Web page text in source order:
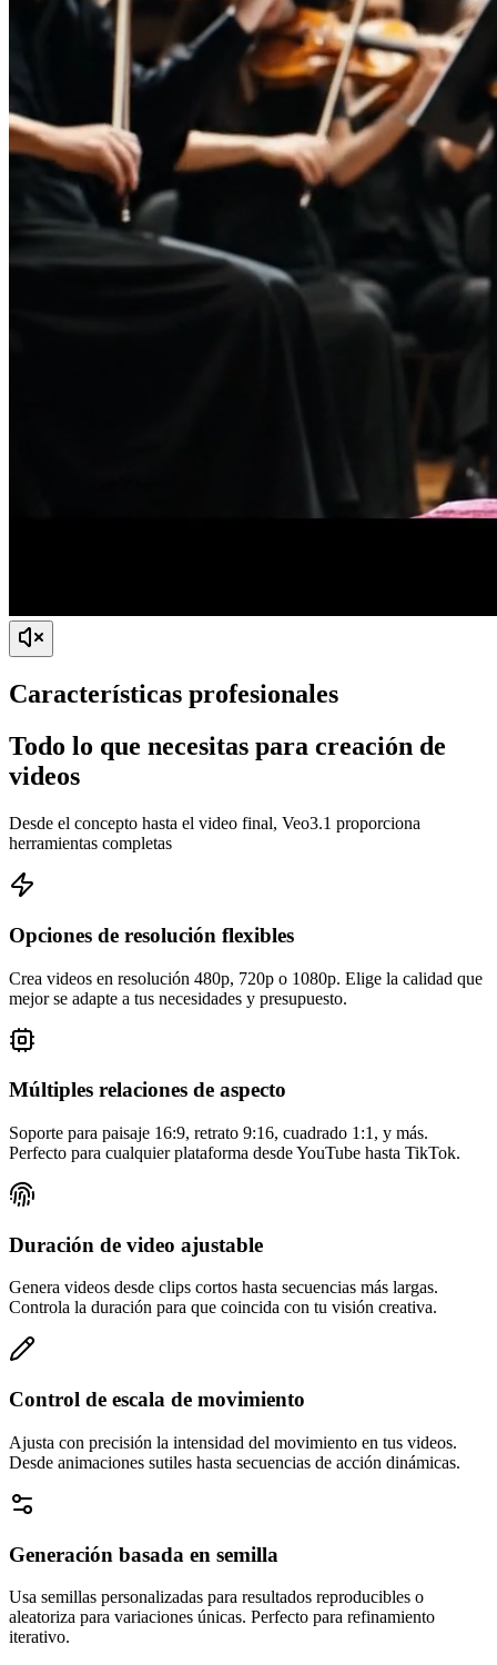
Características profesionales
Todo lo que necesitas para creación de
videos
Desde el concepto hasta el video final, Veo3.1 proporciona
herramientas completas
Opciones de resolución flexibles
Crea videos en resolución 480p, 720p o 1080p. Elige la calidad que
mejor se adapte a tus necesidades y presupuesto.
Múltiples relaciones de aspecto
Soporte para paisaje 16:9, retrato 9:16, cuadrado 1:1, y más.
Perfecto para cualquier plataforma desde YouTube hasta TikTok.
Duración de video ajustable
Genera videos desde clips cortos hasta secuencias más largas.
Controla la duración para que coincida con tu visión creativa.
Control de escala de movimiento
Ajusta con precisión la intensidad del movimiento en tus videos.
Desde animaciones sutiles hasta secuencias de acción dinámicas.
Generación basada en semilla
Usa semillas personalizadas para resultados reproducibles o
aleatoriza para variaciones únicas. Perfecto para refinamiento
iterativo.